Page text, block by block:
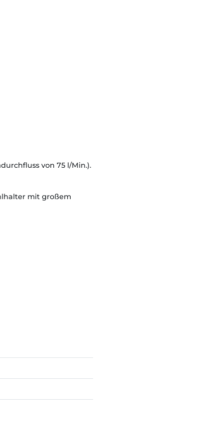
von 75 l/Min.).
mit großem